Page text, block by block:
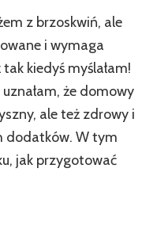
z brzoskwiń, ale
i wymaga
kiedyś myślałam!
że domowy
ale też zdrowy i
dodatków. W tym
jak przygotować